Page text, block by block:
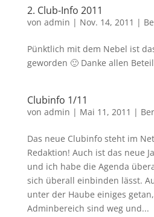
2. Club-Info 2011
von admin | Nov. 14, 2011 |
Pünktlich mit dem Nebel ist
geworden 🙂 Danke allen
Clubinfo 1/11
von admin | Mai 11, 2011 |
Das neue Clubinfo steht im
Redaktion! Auch ist das neue
und ich habe die Agenda
sich überall einbinden lässt.
unter der Haube einiges
Adminbereich sind weg und...